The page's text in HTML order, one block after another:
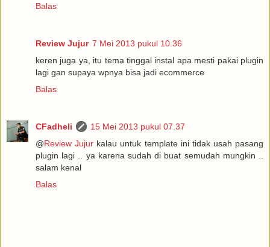
Balas
Review Jujur 7 Mei 2013 pukul 10.36
keren juga ya, itu tema tinggal instal apa mesti pakai plugin
lagi gan supaya wpnya bisa jadi ecommerce
Balas
CFadheli
15 Mei 2013 pukul 07.37
@Review Jujur kalau untuk template ini tidak usah pasang
plugin lagi .. ya karena sudah di buat semudah mungkin ..
salam kenal
Balas